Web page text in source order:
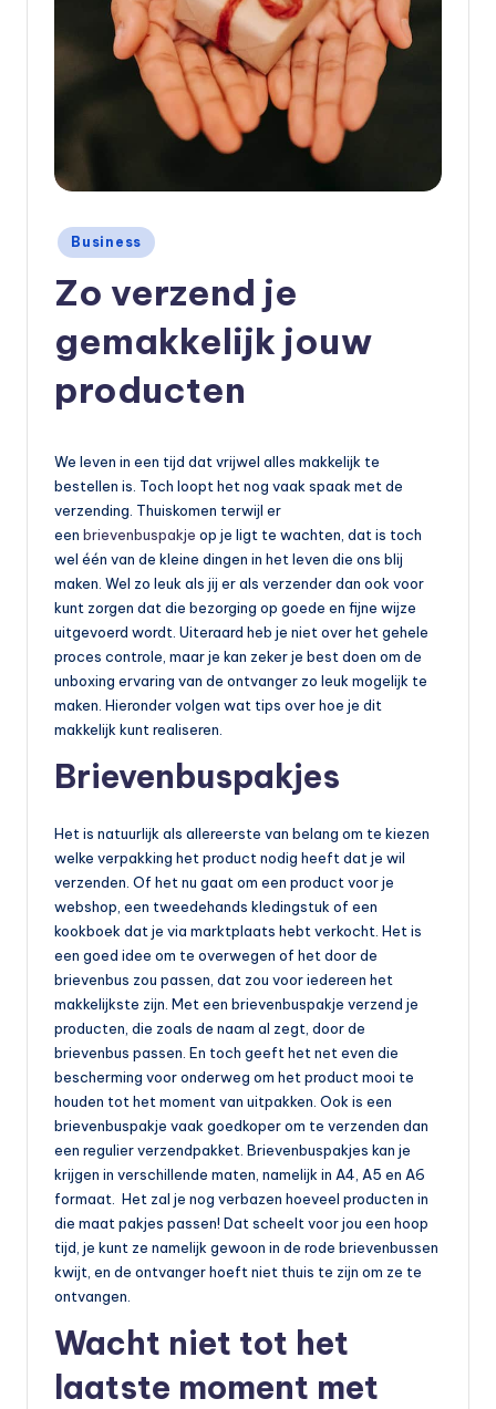
Geplaatst
in
Business
Zo verzend je
gemakkelijk jouw
producten
We leven in een tijd dat vrijwel alles makkelijk te
bestellen is. Toch loopt het nog vaak spaak met de
verzending. Thuiskomen terwijl er
een brievenbuspakje op je ligt te wachten, dat is toch
wel één van de kleine dingen in het leven die ons blij
maken. Wel zo leuk als jij er als verzender dan ook voor
kunt zorgen dat die bezorging op goede en fijne wijze
uitgevoerd wordt. Uiteraard heb je niet over het gehele
proces controle, maar je kan zeker je best doen om de
unboxing ervaring van de ontvanger zo leuk mogelijk te
maken. Hieronder volgen wat tips over hoe je dit
makkelijk kunt realiseren.
Brievenbuspakjes
Het is natuurlijk als allereerste van belang om te kiezen
welke verpakking het product nodig heeft dat je wil
verzenden. Of het nu gaat om een product voor je
webshop, een tweedehands kledingstuk of een
kookboek dat je via marktplaats hebt verkocht. Het is
een goed idee om te overwegen of het door de
brievenbus zou passen, dat zou voor iedereen het
makkelijkste zijn. Met een brievenbuspakje verzend je
producten, die zoals de naam al zegt, door de
brievenbus passen. En toch geeft het net even die
bescherming voor onderweg om het product mooi te
houden tot het moment van uitpakken. Ook is een
brievenbuspakje vaak goedkoper om te verzenden dan
een regulier verzendpakket. Brievenbuspakjes kan je
krijgen in verschillende maten, namelijk in A4, A5 en A6
formaat. Het zal je nog verbazen hoeveel producten in
die maat pakjes passen! Dat scheelt voor jou een hoop
tijd, je kunt ze namelijk gewoon in de rode brievenbussen
kwijt, en de ontvanger hoeft niet thuis te zijn om ze te
ontvangen.
Wacht niet tot het
laatste moment met